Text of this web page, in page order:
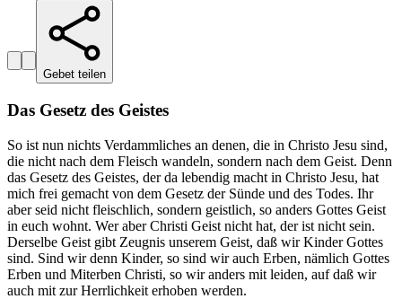
Gebet teilen
Das Gesetz des Geistes
So ist nun nichts Verdammliches an denen, die in Christo Jesu sind,
die nicht nach dem Fleisch wandeln, sondern nach dem Geist. Denn
das Gesetz des Geistes, der da lebendig macht in Christo Jesu, hat
mich frei gemacht von dem Gesetz der Sünde und des Todes. Ihr
aber seid nicht fleischlich, sondern geistlich, so anders Gottes Geist
in euch wohnt. Wer aber Christi Geist nicht hat, der ist nicht sein.
Derselbe Geist gibt Zeugnis unserem Geist, daß wir Kinder Gottes
sind. Sind wir denn Kinder, so sind wir auch Erben, nämlich Gottes
Erben und Miterben Christi, so wir anders mit leiden, auf daß wir
auch mit zur Herrlichkeit erhoben werden.